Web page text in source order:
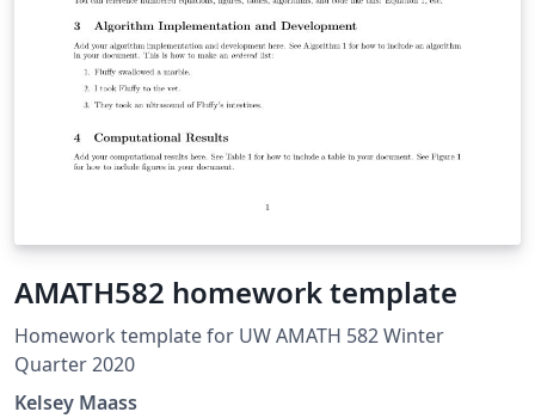
AMATH582 homework template
Homework template for UW AMATH 582 Winter
Quarter 2020
Kelsey Maass